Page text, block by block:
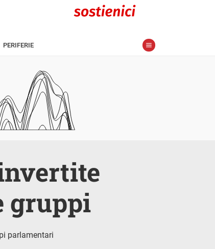
PERIFERIE
gruppi
parlamentari